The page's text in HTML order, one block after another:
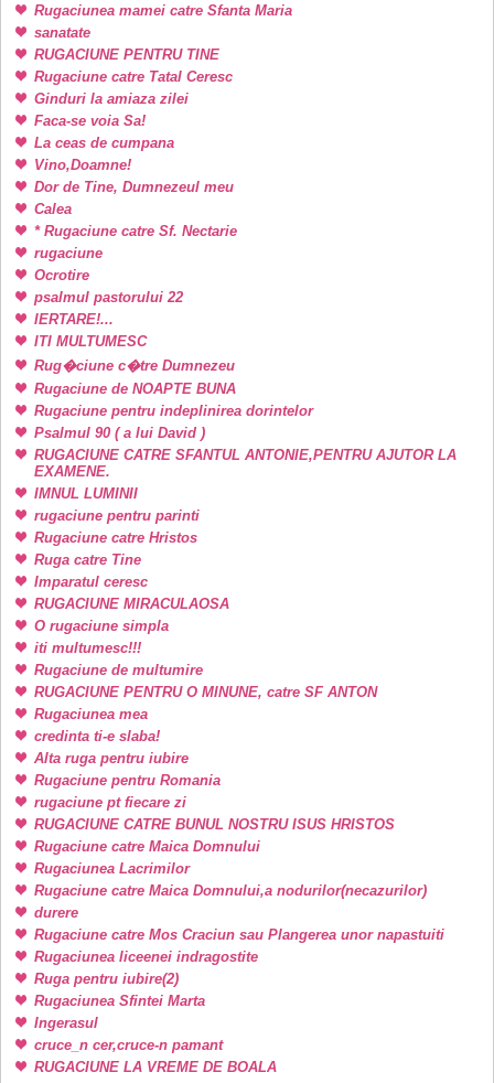
Rugaciunea mamei catre Sfanta Maria
sanatate
RUGACIUNE PENTRU TINE
Rugaciune catre Tatal Ceresc
Ginduri la amiaza zilei
Faca-se voia Sa!
La ceas de cumpana
Vino,Doamne!
Dor de Tine, Dumnezeul meu
Calea
* Rugaciune catre Sf. Nectarie
rugaciune
Ocrotire
psalmul pastorului 22
IERTARE!...
ITI MULTUMESC
Rug�ciune c�tre Dumnezeu
Rugaciune de NOAPTE BUNA
Rugaciune pentru indeplinirea dorintelor
Psalmul 90 ( a lui David )
RUGACIUNE CATRE SFANTUL ANTONIE,PENTRU AJUTOR LA
EXAMENE.
IMNUL LUMINII
rugaciune pentru parinti
Rugaciune catre Hristos
Ruga catre Tine
Imparatul ceresc
RUGACIUNE MIRACULAOSA
O rugaciune simpla
iti multumesc!!!
Rugaciune de multumire
RUGACIUNE PENTRU O MINUNE, catre SF ANTON
Rugaciunea mea
credinta ti-e slaba!
Alta ruga pentru iubire
Rugaciune pentru Romania
rugaciune pt fiecare zi
RUGACIUNE CATRE BUNUL NOSTRU ISUS HRISTOS
Rugaciune catre Maica Domnului
Rugaciunea Lacrimilor
Rugaciune catre Maica Domnului,a nodurilor(necazurilor)
durere
Rugaciune catre Mos Craciun sau Plangerea unor napastuiti
Rugaciunea liceenei indragostite
Ruga pentru iubire(2)
Rugaciunea Sfintei Marta
Ingerasul
cruce_n cer,cruce-n pamant
RUGACIUNE LA VREME DE BOALA